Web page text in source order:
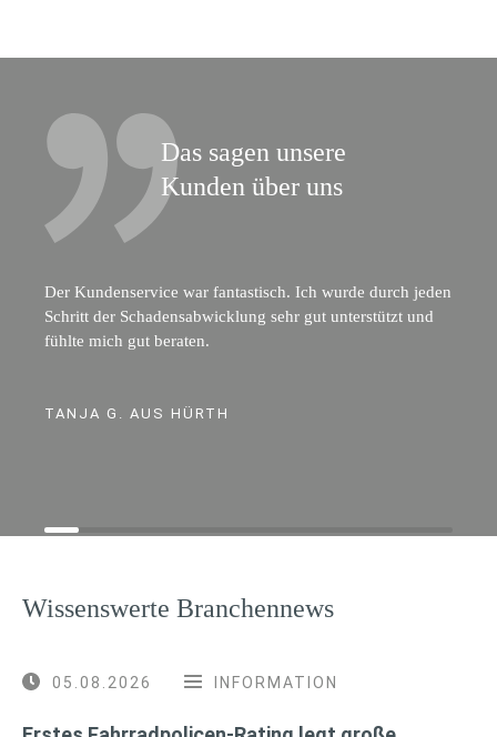
Das sagen unsere
Kunden über uns
Der Kundenservice war fantastisch. Ich wurde durch jeden
Schritt der Schadensabwicklung sehr gut unterstützt und
fühlte mich gut beraten.
TANJA G. AUS HÜRTH
Wissenswerte Branchennews
05.08.2026 INFORMATION